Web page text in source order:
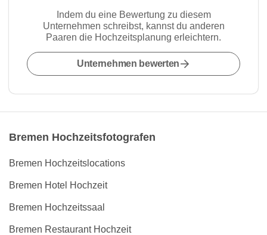
Indem du eine Bewertung zu diesem
Unternehmen schreibst, kannst du anderen
Paaren die Hochzeitsplanung erleichtern.
Unternehmen bewerten
Bremen Hochzeitsfotografen
Bremen Hochzeitslocations
Bremen Hotel Hochzeit
Bremen Hochzeitssaal
Bremen Restaurant Hochzeit